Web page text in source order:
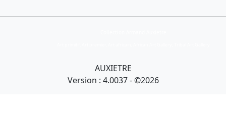
AUXIETRE
Version : 4.0037 - ©2026